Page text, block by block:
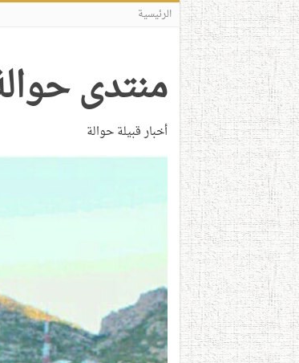
الرئيسية
منتدى
أخبار قبيلة حوالة